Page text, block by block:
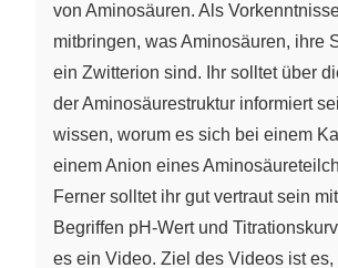
von Aminosäuren. Als
mitbringen, was Aminosäuren, ihre
ein Zwitterion sind. Ihr solltet über
der Aminosäurestruktur informiert
wissen, worum es sich bei einem
einem Anion eines
Ferner solltet ihr gut vertraut sein
Begriffen pH-Wert und
es ein Video. Ziel des Videos ist es,